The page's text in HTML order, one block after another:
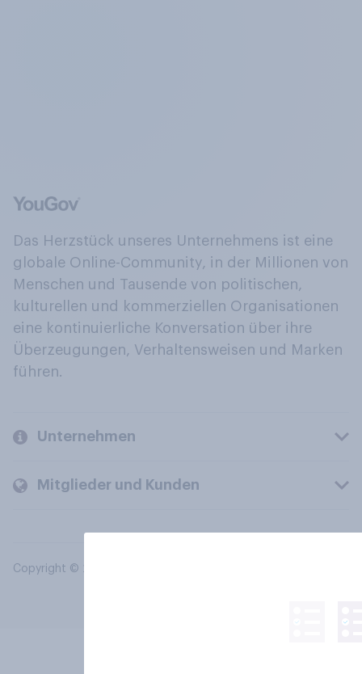
Das Herzstück unseres Unternehmens ist eine
globale Online-Community, in der Millionen von
Menschen und Tausende von politischen,
kulturellen und kommerziellen Organisationen
eine kontinuierliche Konversation über ihre
Überzeugungen, Verhaltensweisen und Marken
führen.
Unternehmen
Mitglieder und Kunden
Copyright © 2026 YouGov PLC. Alle Rechte vorbehalten.